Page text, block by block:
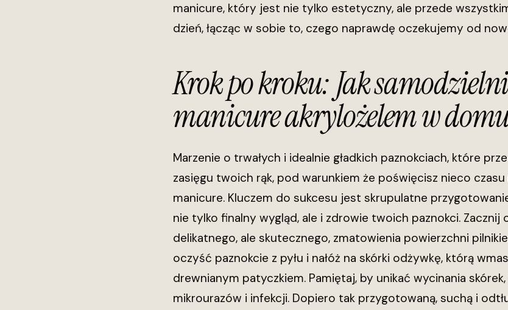
manicure, który jest nie tylko estetyczny, ale przede
dzień, łącząc w sobie to, czego naprawdę oczekujemy od
Krok po kroku: Jak
manicure akrylożelem w
Marzenie o trwałych i idealnie gładkich paznokciach, które
zasięgu twoich rąk, pod warunkiem że poświęcisz nieco
manicure. Kluczem do sukcesu jest skrupulatne
nie tylko finalny wygląd, ale i zdrowie twoich paznokci. Zacznij
delikatnego, ale skutecznego, zmatowienia powierzchni
oczyść paznokcie z pyłu i nałóż na skórki odżywkę, którą
drewnianym patyczkiem. Pamiętaj, by unikać wycinania
mikrourazów i infekcji. Dopiero tak przygotowaną, suchą i